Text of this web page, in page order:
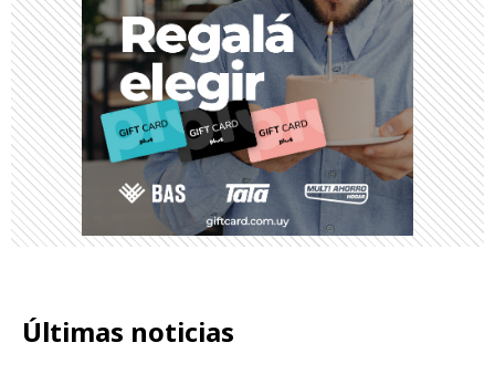
Últimas noticias